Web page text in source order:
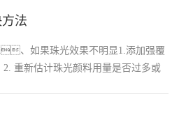
法
、如果珠光效果不明显1.添加强覆
重新估计珠光颜料用量是否过多或